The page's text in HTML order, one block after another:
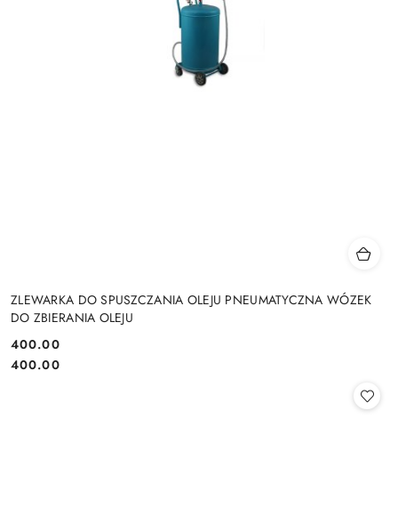
ZLEWARKA DO SPUSZCZANIA OLEJU PNEUMATYCZNA WÓZEK
DO ZBIERANIA OLEJU
Cena:
400.00
Cena:
400.00